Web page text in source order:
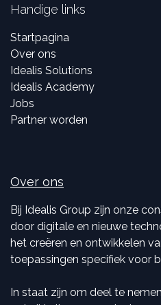
Handige links
Startpagina
Over ons
Idealis Solutions
Idealis Academy
Jobs
Partner worden
Over ons
Bij Idealis Group zijn onze
door digitale en nieuwe
het creëren en ontwikkelen
toepassingen specifiek voor
In staat zijn om deel te